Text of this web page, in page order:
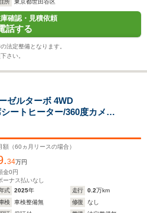
～
└郊外:14.3～
16.5km/L
19.0km/L
13.3km/L
所
東京都世田谷区
確認・見積依頼
話する
法定整備となります。
さい。
ゼルターボ 4WD
ートヒーター/360度カメラ/
レイ/アクティブパーキン
タンスパッケージ/アンビ
ブレコーダー
額（60 ヵ月リースの場合）
34万円
金0円
ーナス払いなし
式
2025年 走行 0.2万km
検
車検整備無 修復
なし